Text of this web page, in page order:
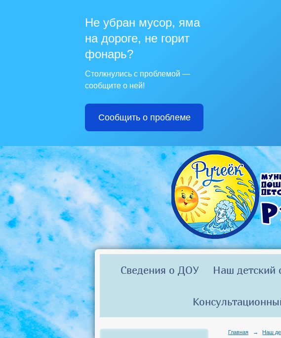
Не убран мусор, яма
на дороге, не горит
фонарь?
Столкнулись с проблемой —
сообщите о ней!
Сообщить о проблеме
Сведения о ДОУ Наш детский
Главная → Наш